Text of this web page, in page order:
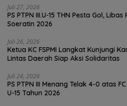
Juli 27, 2026
PS PTPN III.U-15 THN Pesta Gol, Libas
Soeratin 2026
Juli 26, 2026
Ketua KC FSPMI Langkat Kunjungi
Lintas Daerah Siap Aksi Solidaritas
Juli 24, 2026
PS PTPN III Menang Telak 4-0 atas
U-15 Tahun 2026